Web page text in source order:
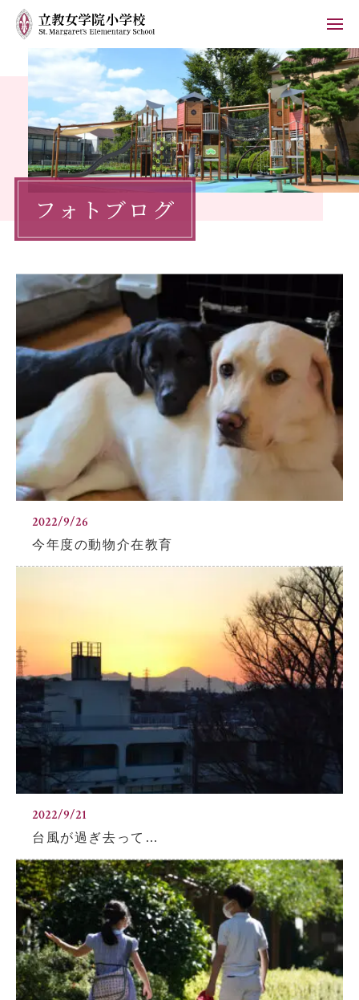
ホーム
学校紹介
小学校の教育
学校生活
保護者の方へ
お知らせ フォトブログ
小学校だより お父さんの会活動報告
保護者の方へ お問い合わせ
採用情報
サイトポリシー
閉じる
フォトブログ
2022/9/26
今年度の動物介在教育
2022/9/21
台風が過ぎ去って…